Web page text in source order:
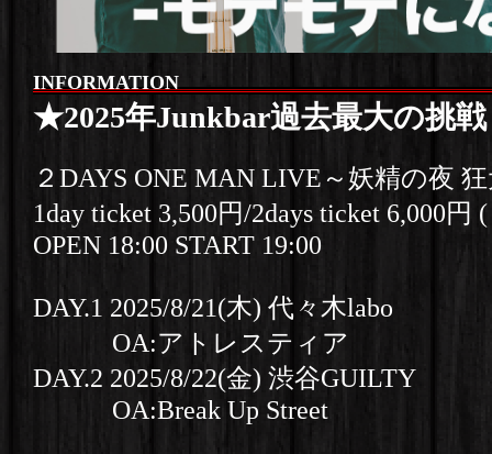
INFORMATION
★2025年Junkbar過去最大の挑
２DAYS ONE MAN LIVE～妖精の夜
1day ticket 3,500円/2days ticket 6,000円
OPEN 18:00 START 19:00
DAY.1 2025/8/21(木) 代々木labo
OA:アトレスティア
DAY.2 2025/8/22(金) 渋谷GUILTY
OA:Break Up Street